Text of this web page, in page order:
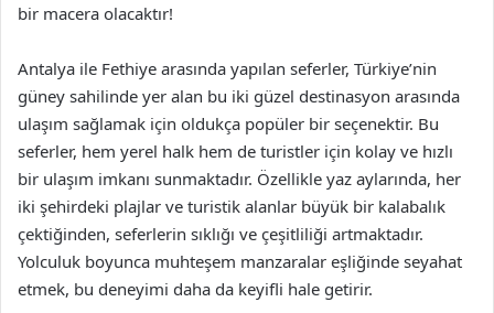
bir macera olacaktır!
Antalya ile Fethiye arasında yapılan seferler, Türkiye’nin
güney sahilinde yer alan bu iki güzel destinasyon arasında
ulaşım sağlamak için oldukça popüler bir seçenektir. Bu
seferler, hem yerel halk hem de turistler için kolay ve hızlı
bir ulaşım imkanı sunmaktadır. Özellikle yaz aylarında, her
iki şehirdeki plajlar ve turistik alanlar büyük bir kalabalık
çektiğinden, seferlerin sıklığı ve çeşitliliği artmaktadır.
Yolculuk boyunca muhteşem manzaralar eşliğinde seyahat
etmek, bu deneyimi daha da keyifli hale getirir.